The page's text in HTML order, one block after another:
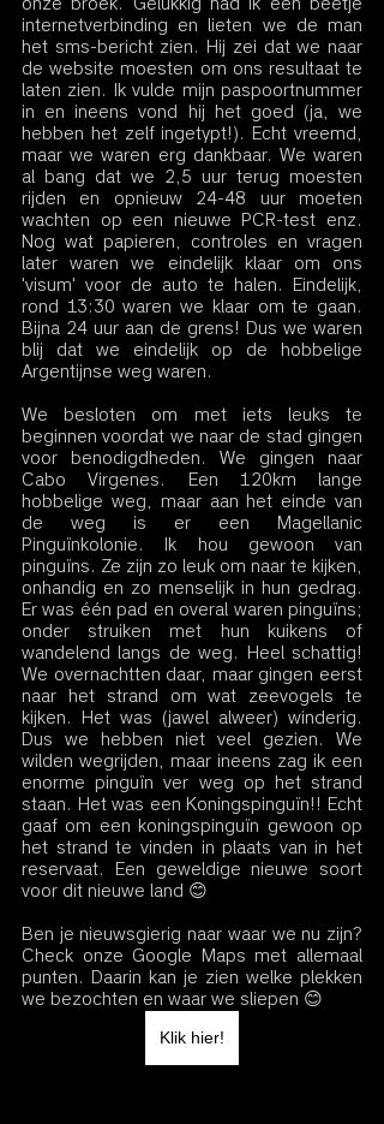
onze broek. Gelukkig had ik een beetje
internetverbinding en lieten we de man
het sms-bericht zien. Hij zei dat we naar
de website moesten om ons resultaat te
laten zien. Ik vulde mijn paspoortnummer
in en ineens vond hij het goed (ja, we
hebben het zelf ingetypt!). Echt vreemd,
maar we waren erg dankbaar. We waren
al bang dat we 2,5 uur terug moesten
rijden en opnieuw 24-48 uur moeten
wachten op een nieuwe PCR-test enz.
Nog wat papieren, controles en vragen
later waren we eindelijk klaar om ons
'visum' voor de auto te halen. Eindelijk,
rond 13:30 waren we klaar om te gaan.
Bijna 24 uur aan de grens! Dus we waren
blij dat we eindelijk op de hobbelige
Argentijnse weg waren.
We besloten om met iets leuks te
beginnen voordat we naar de stad gingen
voor benodigdheden. We gingen naar
Cabo Virgenes. Een 120km lange
hobbelige weg, maar aan het einde van
de weg is er een Magellanic
Pinguïnkolonie. Ik hou gewoon van
pinguïns. Ze zijn zo leuk om naar te kijken,
onhandig en zo menselijk in hun gedrag.
Er was één pad en overal waren pinguïns;
onder struiken met hun kuikens of
wandelend langs de weg. Heel schattig!
We overnachtten daar, maar gingen eerst
naar het strand om wat zeevogels te
kijken. Het was (jawel alweer) winderig.
Dus we hebben niet veel gezien. We
wilden wegrijden, maar ineens zag ik een
enorme pinguïn ver weg op het strand
staan. Het was een Koningspinguïn!! Echt
gaaf om een ​​koningspinguïn gewoon op
het strand te vinden in plaats van in het
reservaat. Een geweldige nieuwe soort
voor dit nieuwe land 😊
Ben je nieuwsgierig naar waar we nu zijn?
Check onze Google Maps met allemaal
punten. Daarin kan je zien welke plekken
we bezochten en waar we sliepen 😊
Klik hier!